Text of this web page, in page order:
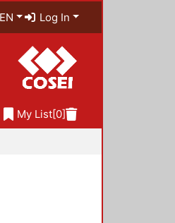
EN Log In
My List[0]